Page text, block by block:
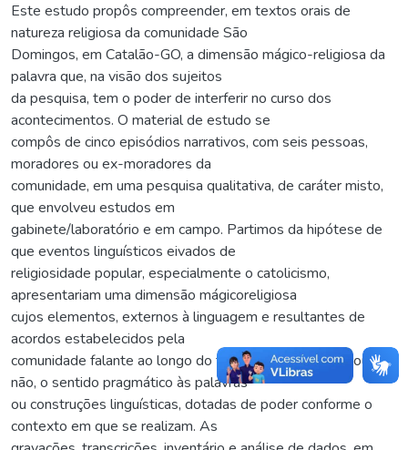
Este estudo propôs compreender, em textos orais de
natureza religiosa da comunidade São
Domingos, em Catalão-GO, a dimensão mágico-religiosa da
palavra que, na visão dos sujeitos
da pesquisa, tem o poder de interferir no curso dos
acontecimentos. O material de estudo se
compôs de cinco episódios narrativos, com seis pessoas,
moradores ou ex-moradores da
comunidade, em uma pesquisa qualitativa, de caráter misto,
que envolveu estudos em
gabinete/laboratório e em campo. Partimos da hipótese de
que eventos linguísticos eivados de
religiosidade popular, especialmente o catolicismo,
apresentariam uma dimensão mágicoreligiosa
cujos elementos, externos à linguagem e resultantes de
acordos estabelecidos pela
comunidade falante ao longo do tempo, poderiam dar, ou
não, o sentido pragmático às palavras
ou construções linguísticas, dotadas de poder conforme o
contexto em que se realizam. As